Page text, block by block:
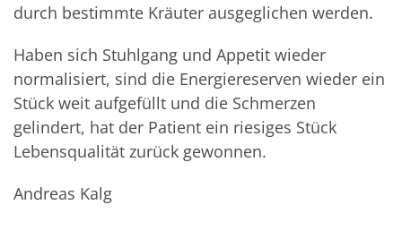
durch bestimmte Kräuter ausgeglichen werden.
Haben sich Stuhlgang und Appetit wieder
normalisiert, sind die Energiereserven wieder ein
Stück weit aufgefüllt und die Schmerzen
gelindert, hat der Patient ein riesiges Stück
Lebensqualität zurück gewonnen.
Andreas Kalg